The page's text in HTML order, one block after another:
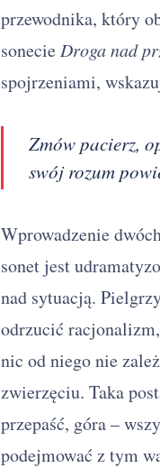
przewodnika, który
sonecie Droga nad
spojrzeniami,
Zmów pacierz,
swój rozum
Wprowadzenie
sonet jest
nad sytuacją.
odrzucić
nic od niego nie
zwierzęciu. Taka
przepaść, góra –
podejmować z tym